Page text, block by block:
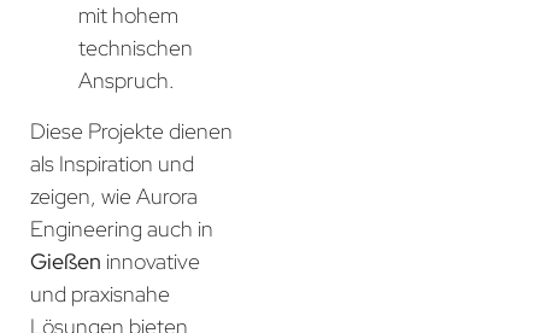
mit hohem
technischen
Anspruch.
Diese Projekte dienen
als Inspiration und
zeigen, wie Aurora
Engineering auch in
Gießen innovative
und praxisnahe
Lösungen bieten